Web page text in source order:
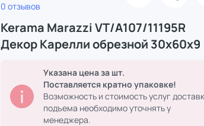
0 отзывов
Kerama Marazzi VT/A107/11195R
Декор Карелли обрезной 30x60x9
Указана цена за шт.
Поставляется кратно упаковке!
Возможность и стоимость услуг
подъема необходимо уточнять у
менеджера.